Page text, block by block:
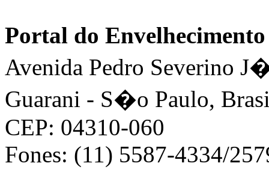
Portal do
Avenida Pedro Severino
Guarani - S�o Paulo,
CEP: 04310-060
Fones: (11) 5587-4334/